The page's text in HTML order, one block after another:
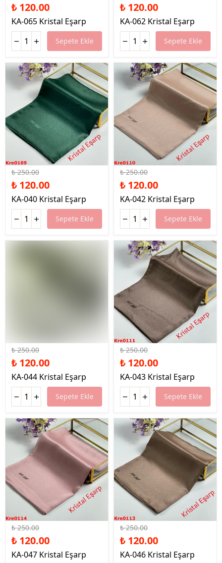
₺ 120.00
KA-065 Kristal Eşarp
Sepete Ekle
₺ 120.00
KA-062 Kristal Eşarp
Sepete Ekle
%52 İndirim
₺ 250.00
₺ 120.00
KA-040 Kristal Eşarp
Sepete Ekle
%52 İndirim
₺ 250.00
₺ 120.00
KA-042 Kristal Eşarp
Sepete Ekle
₺ 250.00
₺ 120.00
KA-044 Kristal Eşarp
Sepete Ekle
%52 İndirim
₺ 250.00
₺ 120.00
KA-043 Kristal Eşarp
Sepete Ekle
%52 İndirim
₺ 250.00
₺ 120.00
KA-047 Kristal Eşarp
%52 İndirim
₺ 250.00
₺ 120.00
KA-046 Kristal Eşarp